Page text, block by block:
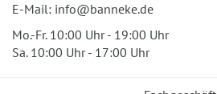
E-Mail: info@banneke.de
Mo.-Fr. 10:00 Uhr - 19:00 Uhr
Sa. 10:00 Uhr - 17:00 Uhr